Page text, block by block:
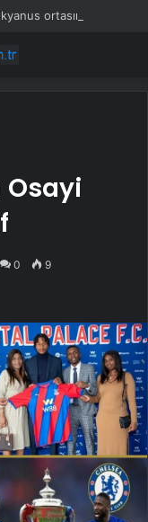
Osayi
0 9